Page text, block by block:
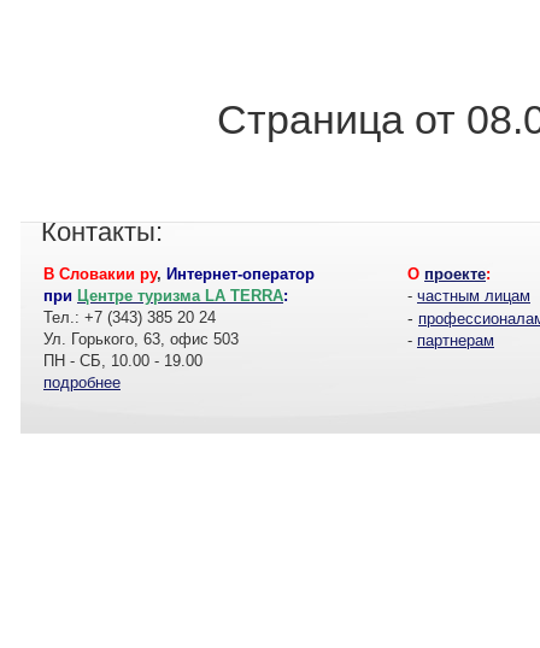
Страница от
Контакты:
В Словакии ру, Интернет-оператор
при Центре туризма LA TERRA:
Тел.: +7 (343) 385 20 24
Ул. Горького, 63, офис 503
ПН - СБ, 10.00 - 19.00
подробнее
О проекте:
- частным лицам
-
- партнерам